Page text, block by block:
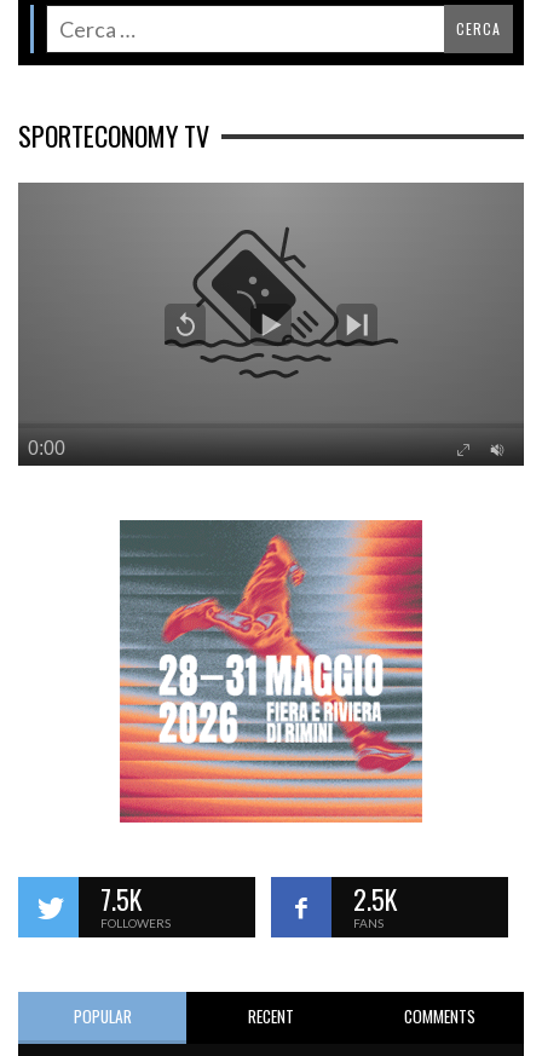
SPORTECONOMY TV
7.5K
FOLLOWERS
2.5K
FANS
POPULAR RECENT COMMENTS